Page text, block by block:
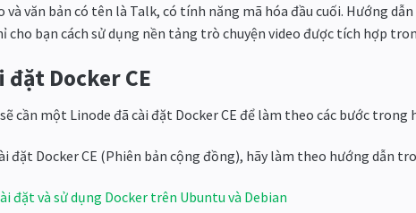
và văn bản có tên là Talk, có tính năng mã hóa đầu cuối. Hướng
cho bạn cách sử dụng nền tảng trò chuyện video được tích hợp
đặt Docker CE
cần một Linode đã cài đặt Docker CE để làm theo các bước trong
đặt Docker CE (Phiên bản cộng đồng), hãy làm theo hướng dẫn
đặt và sử dụng Docker trên Ubuntu và Debian